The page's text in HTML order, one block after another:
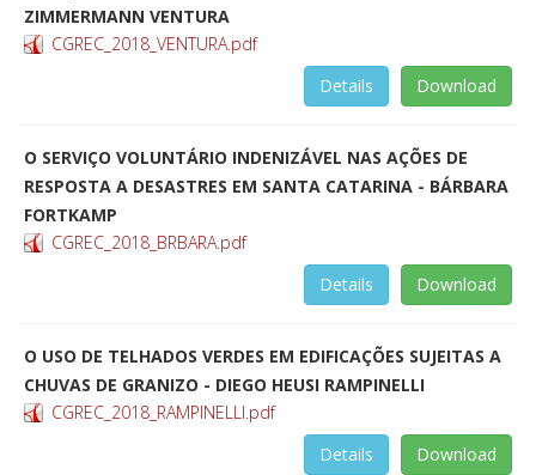
ZIMMERMANN VENTURA
CGREC_2018_VENTURA.pdf
Download
Details
O SERVIÇO VOLUNTÁRIO INDENIZÁVEL NAS AÇÕES DE
RESPOSTA A DESASTRES EM SANTA CATARINA - BÁRBARA
FORTKAMP
CGREC_2018_BRBARA.pdf
Download
Details
O USO DE TELHADOS VERDES EM EDIFICAÇÕES SUJEITAS A
CHUVAS DE GRANIZO - DIEGO HEUSI RAMPINELLI
CGREC_2018_RAMPINELLI.pdf
Download
Details